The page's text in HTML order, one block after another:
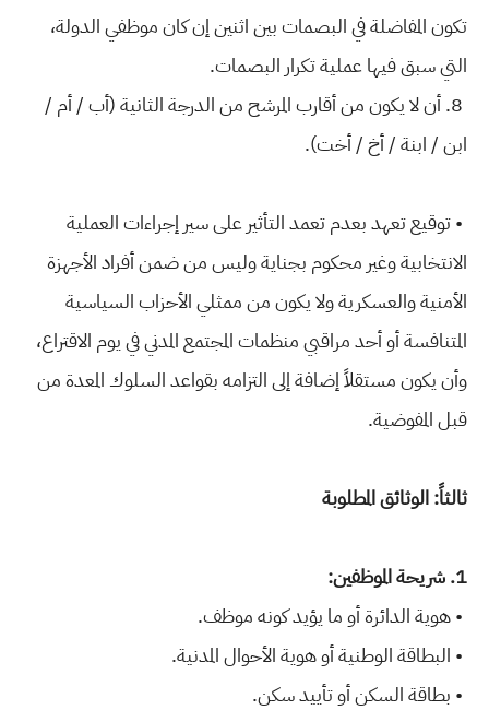
تكون المفاضلة في البصمات بين اثنين إن كان موظفي الدولة،
التي سبق فيها عملية تكرار البصمات.
8. أن لا يكون من أقارب المرشح من الدرجة الثانية (أب / أم /
ابن / ابنة / أخ / أخت).
• توقيع تعهد بعدم تعمد التأثير على سير إجراءات العملية
الانتخابية وغير محكوم بجناية وليس من ضمن أفراد الأجهزة
الأمنية والعسكرية ولا يكون من ممثلي الأحزاب السياسية
المتنافسة أو أحد مراقبي منظمات المجتمع المدني في يوم الاقتراع،
وأن يكون مستقلاً إضافة إلى التزامه بقواعد السلوك المعدة من
قبل المفوضية.
ثالثاً: الوثائق المطلوبة
1. شريحة الموظفين:
• هوية الدائرة أو ما يؤيد كونه موظف.
• البطاقة الوطنية أو هوية الأحوال المدنية.
• بطاقة السكن أو تأييد سكن.